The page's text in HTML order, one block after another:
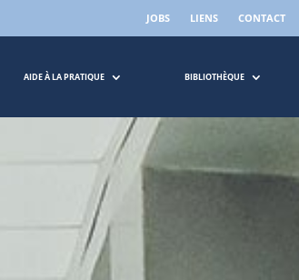
JOBS LIENS CONTACT
AIDE À LA PRATIQUE BIBLIOTHÈQUE